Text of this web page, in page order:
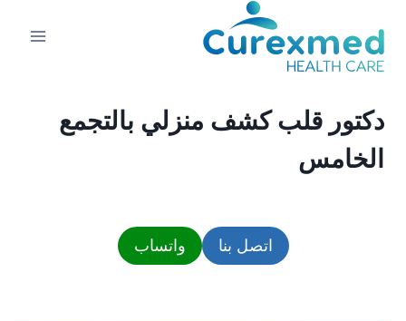
المحتوى
دكتور قلب كشف منزلي بالتجمع
الخامس
اتصل بنا واتساب